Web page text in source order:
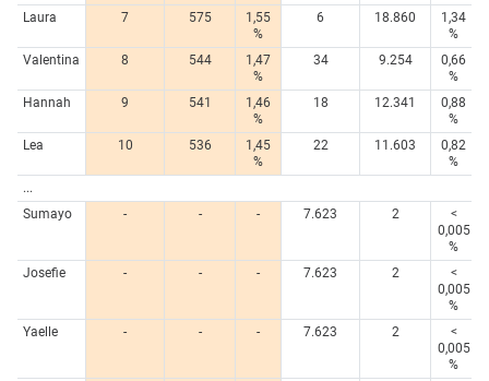
Laura
7 575
1,55
%
6 18.860
1,34
%
Valentina
8 544
1,47
%
34 9.254
0,66
%
Hannah
9 541
1,46
%
18 12.341
0,88
%
Lea
10 536
1,45
%
22 11.603
0,82
%
...
Sumayo
- - - 7.623 2
<
0,005
%
Josefie
- - - 7.623 2
<
0,005
%
Yaelle
- - - 7.623 2
<
0,005
%